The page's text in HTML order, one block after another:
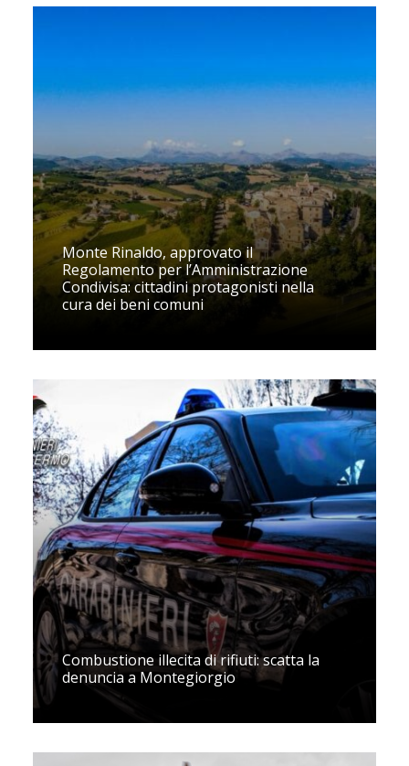
Monte Rinaldo, approvato il
Regolamento per l’Amministrazione
Condivisa: cittadini protagonisti nella
cura dei beni comuni
Combustione illecita di rifiuti: scatta la
denuncia a Montegiorgio